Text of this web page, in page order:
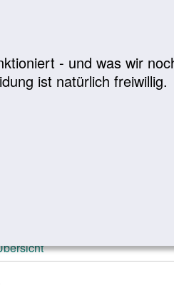
- und was wir
ist natürlich freiwillig.